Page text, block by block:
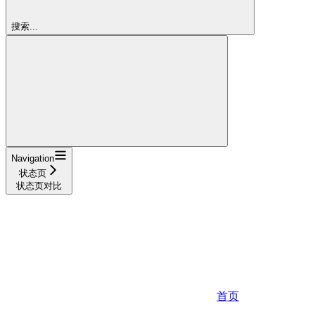
搜索...
Navigation
状态页
状态页对比
首页